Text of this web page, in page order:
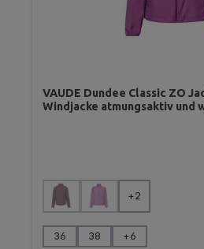
VAUDE Dundee Classic ZO
Windjacke atmungsaktiv und
Farbe auswählen
(Diese Option ist zurzeit nicht
(Diese Option ist
+2
Größe auswählen
36 38 +6